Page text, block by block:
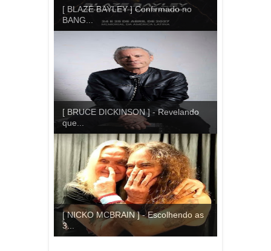
[ BLAZE BAYLEY ] Confirmado no
BANG...
[ BRUCE DICKINSON ] - Revelando
que...
[ NICKO MCBRAIN ] - Escolhendo as
3...